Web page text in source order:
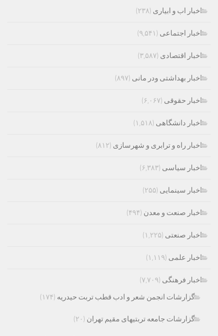
اخبار اب و ابیاری (۲۳۸)
اخبار اجتماعی (۹,۵۴۱)
اخبار اقتصادی (۳,۵۸۷)
اخبار بهداشتی ودر مانی (۸۹۷)
اخبار حقوقی (۶,۰۶۷)
اخبار دانشگاهی (۱,۵۱۸)
اخبار راه و ترابری و شهرسازی (۸۱۲)
اخبار سیاسی (۶,۳۸۳)
اخبار سینمایی (۲۵۵)
اخبار صنعت و معدن (۴۹۴)
اخبار صنعتی (۱,۲۲۵)
اخبار علمی (۱,۱۱۹)
اخبار فرهنگی (۷,۷۰۹)
گزارشات انجمن شعر و ادب قطب تربت حیدریه (۱۷۴)
گزارشات جامعه تربتیهای مقیم تهران (۲۰)